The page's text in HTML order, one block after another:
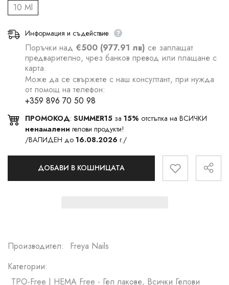
10 Ml
Информация и съдействие
Поръчки над €500 (977.91 лв) се заплащат
предварително, чрез банков превод или плащане с
карта.
Може да се свържете с наш консултант, при нужда
от помощ на телефон:
+359 896 70 50 98
ПРОМОКОД: SUMMER15 за 15% отстъпка на ВСИЧКИ
ненамалени гелови продукти!
/ВАЛИДЕН до 16.08.2026 г./
ДОБАВИ В КОШНИЦАТА
Производител:
Freya Nails
Категории:
TPO-Free | HEMA Free - Гел лакове, Всички Гелови